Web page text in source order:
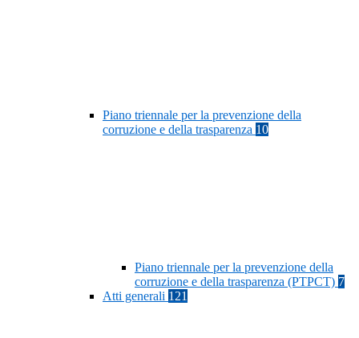
Piano triennale per la prevenzione della
corruzione e della trasparenza 10
Piano triennale per la prevenzione della
corruzione e della trasparenza (PTPCT) 7
Atti generali 121